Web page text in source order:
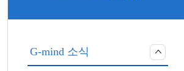
G-mind 소식